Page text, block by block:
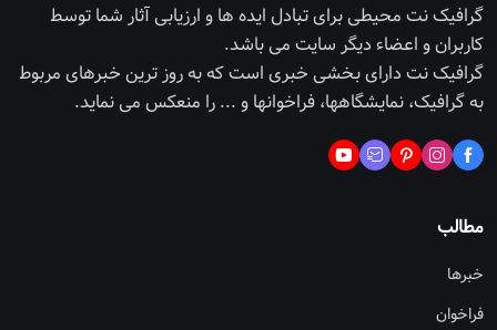
گرافیک نت محیطی برای تبادل ایده ها و ارزیابی آثار شما توسط
کاربران و اعضاء دیگر سایت می باشد.
گرافیک نت دارای بخشی خبری است که به روز ترین خبرهای مربوط
به گرافیک، نمایشگاهها، فراخوانها و ... را منعکس می نماید.
مطالب
خبرها
فراخوان